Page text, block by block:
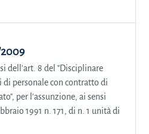
2009
dell'art. 8 del "Disciplinare
di personale con contratto di
per l'assunzione, ai sensi
1991 n. 171, di n. 1 unità di